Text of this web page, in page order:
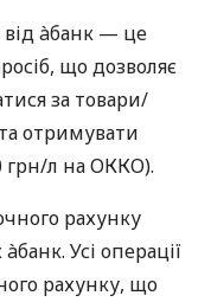
від àбанк — це
що дозволяє
за товари/
отримувати
грн/л на ОККО).
рахунку
Усі операції
рахунку, що